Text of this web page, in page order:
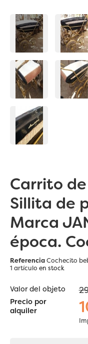
Carrito
Sillita de
Marca
época.
ReferenciaCochecito
1 artículo en stock
Valor del objeto
Precio por
alquiler